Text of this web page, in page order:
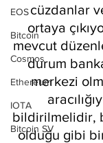
EOS
Bitcoin
Cosmos
Ethereum
IOTA
Bitcoin SV
cüzdanlar
ortaya
mevcut
durum
merkezi
bildirilmelidir,
olduğu gibi